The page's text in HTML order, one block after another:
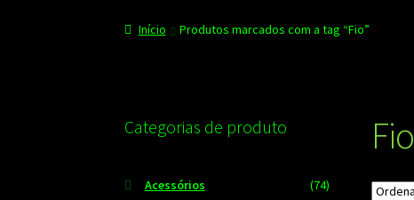
Início Produtos marcados com a tag “Fio”
Fio
Categorias de produto
Acessórios
(74)